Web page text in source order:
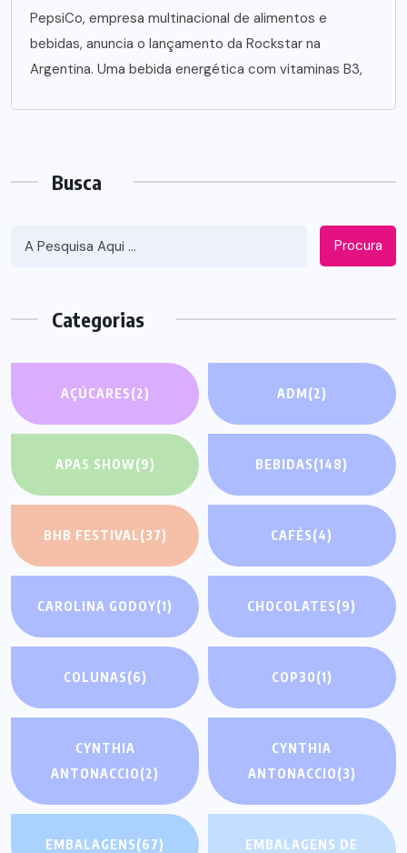
PepsiCo, empresa multinacional de alimentos e
bebidas, anuncia o lançamento da Rockstar na
Argentina. Uma bebida energética com vitaminas B3,
Busca
Procura
Categorias
AÇÚCARES(2) ADM(2)
APAS SHOW(9) BEBIDAS(148)
BHB FESTIVAL(37) CAFÉS(4)
CAROLINA GODOY(1) CHOCOLATES(9)
COLUNAS(6) COP30(1)
CYNTHIA
ANTONACCIO(2)
CYNTHIA
ANTONACCIO(3)
EMBALAGENS(67)
EMBALAGENS DE